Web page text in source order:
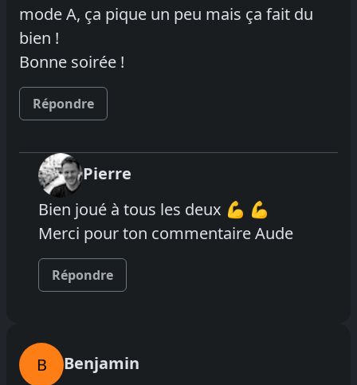
mode A, ça pique un peu mais ça fait du
bien !
Bonne soirée !
Répondre
Pierre
Bien joué à tous les deux 💪 💪
Merci pour ton commentaire Aude
Répondre
B
Benjamin